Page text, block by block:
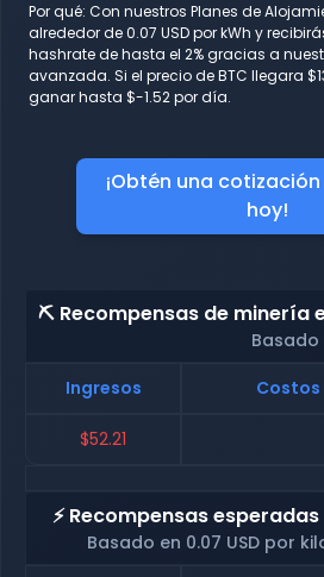
Por qué: Con nuestros Planes de
alrededor de 0.07 USD por kWh y
hashrate de hasta el 2% gracias a
avanzada. Si el precio de BTC llegara
ganar hasta $-1.52 por día.
¡Obtén una
hoy!
⛏️ Recompensas de minería
Basado
Ingresos
$52.21
⚡ Recompensas
Basado en 0.07 USD por